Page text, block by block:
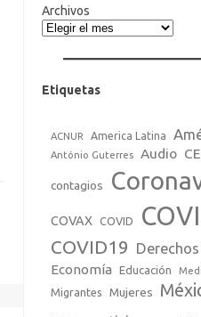
Archivos
Etiquetas
ACNUR America Latina
António Guterres Audio
contagios
COVAX COVID
COVID19
Economía Educación
Migrantes Mujeres